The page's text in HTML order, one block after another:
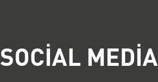
SOCIAL MEDIA